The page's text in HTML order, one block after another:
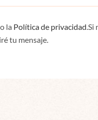
la Política de privacidad.Si
tu mensaje.